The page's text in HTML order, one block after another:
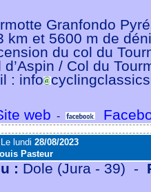
Granfondo
km et 5600 m de
du col du
d’Aspin / Col du
: info
web -
Le lundi 28/08/2023
Pasteur
: Dole (Jura - 39) -